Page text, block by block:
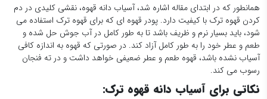
همانطور که در ابتدای مقاله اشاره شد، آسیاب دانه قهوه، نقشی کلیدی در دم
کردن قهوه ترک با کیفیت دارد. پودر قهوه ای که برای قهوه ترک استفاده می
شود، باید بسیار نرم و ظریف باشد تا به طور کامل در آب جوش حل شده و
طعم و عطر خود را به طور کامل آزاد کند. در صورتی که قهوه به اندازه کافی
آسیاب نشده باشد، قهوه طعم و عطر ضعیفی خواهد داشت و در ته فنجان
رسوب می کند.
نکاتی برای آسیاب دانه قهوه ترک: